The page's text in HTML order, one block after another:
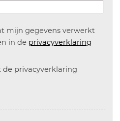
mijn gegevens verwerkt
in de privacyverklaring
de privacyverklaring